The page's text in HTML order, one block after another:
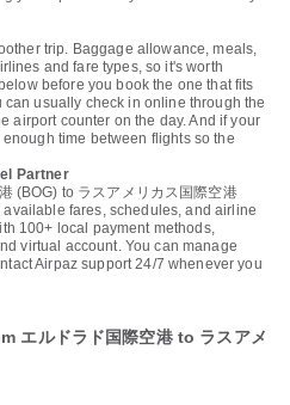
trip. Baggage allowance, meals,
and fare types, so it's worth
before you book the one that fits
usually check in online through the
airport counter on the day. And if your
time between flights so the
Partner
(BOG) to ラスアメリカス国際空港
fares, schedules, and airline
100+ local payment methods,
virtual account. You can manage
Airpaz support 24/7 whenever you
ルドラド国際空港 to ラスアメ